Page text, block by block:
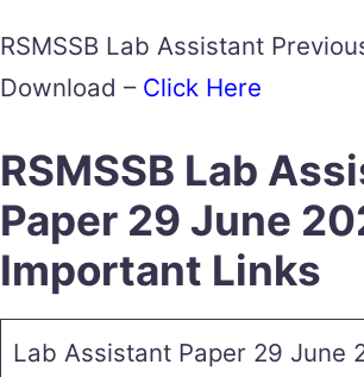
RSMSSB Lab Assistant
Download – Click Here
RSMSSB Lab
Paper 29 June
Important Links
Lab Assistant Paper 29 June